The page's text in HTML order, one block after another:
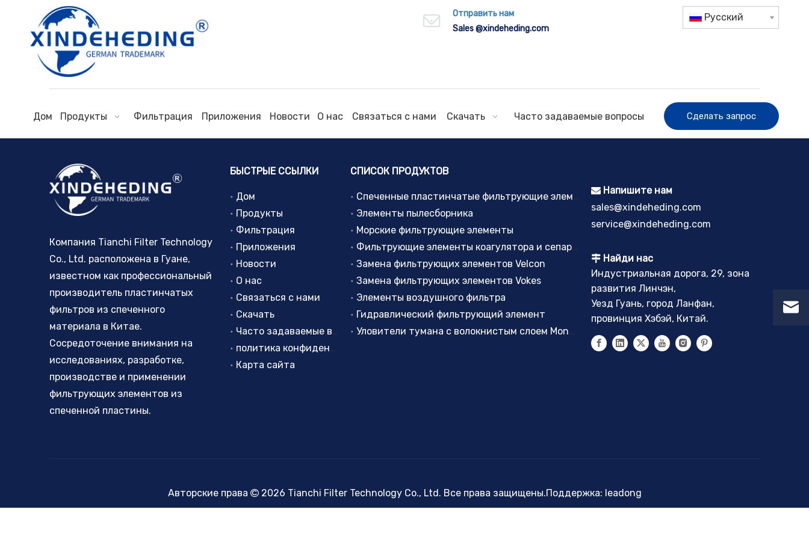
Отправить нам
Sales@xindeheding.com
Pусский
Дом Продукты Фильтрация Приложения Новости О нас Связаться с нами Скачать Часто задаваемые вопросы Сделать запрос
Компания Tianchi Filter Technology
Co., Ltd. расположена в Гуане,
известном как профессиональный
производитель пластинчатых
фильтров из спеченного
материала в Китае.
Сосредоточение внимания на
исследованиях, разработке,
производстве и применении
фильтрующих элементов из
спеченной пластины.
БЫСТРЫЕ ССЫЛКИ
Дом
Продукты
Фильтрация
Приложения
Новости
О нас
Связаться с нами
Скачать
Часто задаваемые вопросы
политика конфиденциальности
Карта сайта
СПИСОК ПРОДУКТОВ
Спеченные пластинчатые фильтрующие элементы
Элементы пылесборника
Морские фильтрующие элементы
Фильтрующие элементы коагулятора и сепаратора
Замена фильтрующих элементов Velcon
Замена фильтрующих элементов Vokes
Элементы воздушного фильтра
Гидравлический фильтрующий элемент
Уловители тумана с волокнистым слоем Monsanto
 Напишите нам
sales@xindeheding.com
service@xindeheding.com
 Найди нас
Индустриальная дорога, 29, зона
развития Линчэн,
Уезд Гуань, город Ланфан,
провинция Хэбэй, Китай.
Авторские права  2026 Tianchi Filter Technology Co., Ltd. Все права защищены.Поддержка: leadong